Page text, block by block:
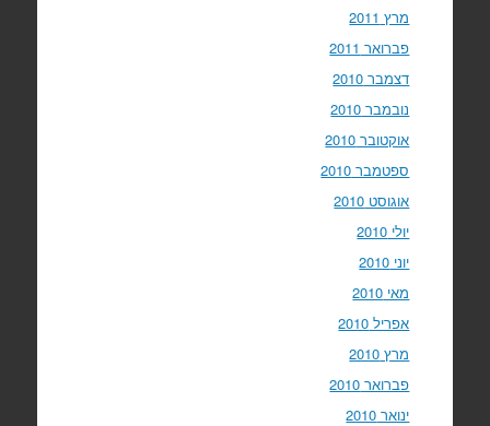
מרץ 2011
פברואר 2011
דצמבר 2010
נובמבר 2010
אוקטובר 2010
ספטמבר 2010
אוגוסט 2010
יולי 2010
יוני 2010
מאי 2010
אפריל 2010
מרץ 2010
פברואר 2010
ינואר 2010